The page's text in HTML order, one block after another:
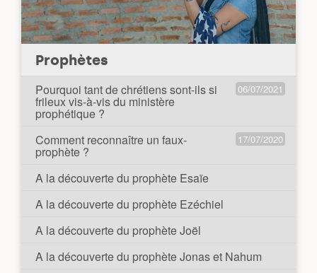
Prophètes
Pourquoi tant de chrétiens sont-ils si
frileux vis-à-vis du ministère
prophétique ?
06/07/2021
Comment reconnaître un faux-
prophète ?
17/07/2020
A la découverte du prophète Esaïe
A la découverte du prophète Ezéchiel
A la découverte du prophète Joël
A la découverte du prophète Jonas et Nahum